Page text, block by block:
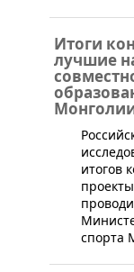
Итоги
лучшие
итогов
спорта